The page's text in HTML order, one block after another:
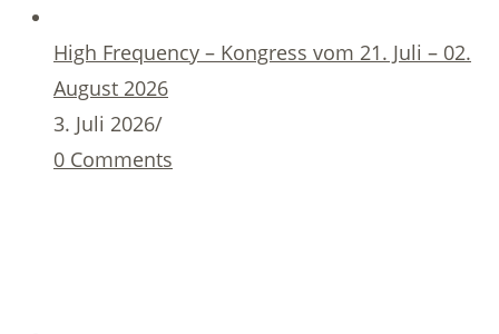
High Frequency – Kongress vom 21. Juli – 02.
August 2026
3. Juli 2026/
0 Comments